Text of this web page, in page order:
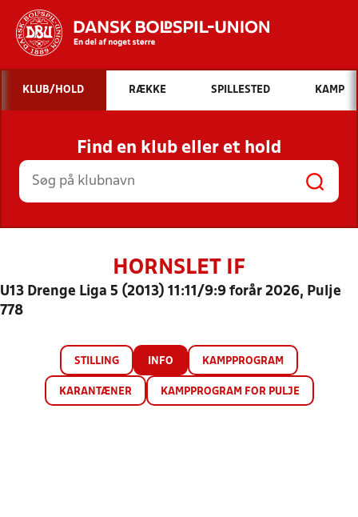
Hvad vil du søge efter?
INDHOLD OG NYHEDER
STILLINGER, RESULTATER, KLUBBER OG
HOLD
KLUB/HOLD RÆKKE SPILLESTED KAMP
Find en klub eller et hold
HORNSLET IF
U13 Drenge Liga 5 (2013) 11:11/9:9 forår 2026, Pulje
778
STILLING INFO KAMPPROGRAM
KARANTÆNER KAMPPROGRAM FOR PULJE